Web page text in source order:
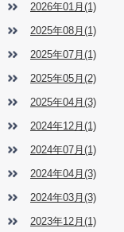
2026年01月(1)
2025年08月(1)
2025年07月(1)
2025年05月(2)
2025年04月(3)
2024年12月(1)
2024年07月(1)
2024年04月(3)
2024年03月(3)
2023年12月(1)